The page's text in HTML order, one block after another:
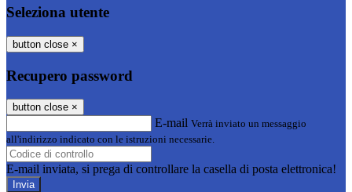
Seleziona utente
button close ×
Recupero password
button close ×
E-mail Verrà inviato un messaggio
all'indirizzo indicato con le istruzioni necessarie.
E-mail inviata, si prega di controllare la casella di posta elettronica!